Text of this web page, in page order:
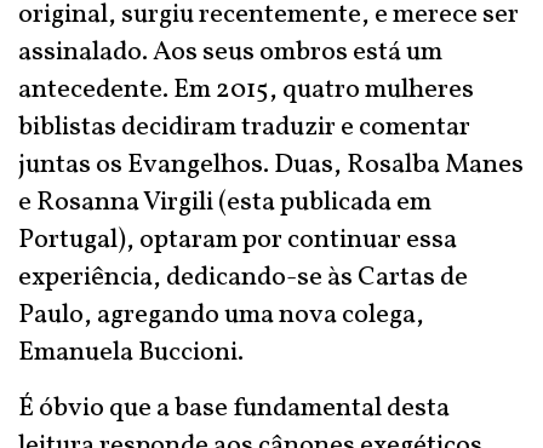
original, surgiu recentemente, e merece ser
assinalado. Aos seus ombros está um
antecedente. Em 2015, quatro mulheres
biblistas decidiram traduzir e comentar
juntas os Evangelhos. Duas, Rosalba Manes
e Rosanna Virgili (esta publicada em
Portugal), optaram por continuar essa
experiência, dedicando-se às Cartas de
Paulo, agregando uma nova colega,
Emanuela Buccioni.
É óbvio que a base fundamental desta